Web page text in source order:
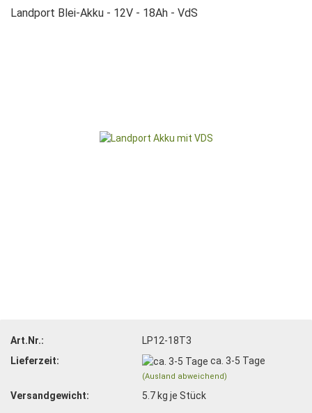
Landport Blei-Akku - 12V - 18Ah - VdS
Art.Nr.:
LP12-18T3
Lieferzeit:
ca. 3-5 Tage
(Ausland abweichend)
Versandgewicht: 5.7 kg je Stück